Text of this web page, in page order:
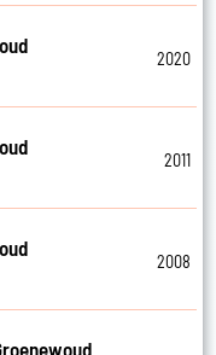
2020
2011
2008